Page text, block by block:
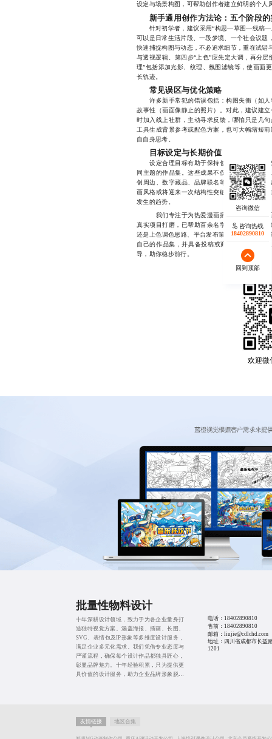
设定与场景构图，可帮助创作者建立鲜明的个人
新手通用创作方法论：五个阶段
针对初学者，建议采用“构思—草图—线稿—
可以是日常生活片段、一段梦境、一个社会议题
快速捕捉构图与动态，不必追求细节，重在试错
与透视逻辑。第四步“上色”应先定大调，再分
理”包括添加光影、纹理、氛围滤镜等，使画面
长轨迹。
常见误区与优化策略
许多新手常犯的错误包括：构图失衡（如人
故事性（画面像静止的照片）。对此，建议建
时加入线上社群，主动寻求反馈，哪怕只是几
工具生成背景参考或配色方案，也可大幅缩短
自自身思考。
目标设定与长期价值
设定合理目标有助于保持创作动力。例如，
同主题的作品集。这些成果不仅可用于投稿比
创周边、数字藏品、品牌联名等。长远来看，
画风格或将迎来一次结构性突破，形成区别于
发生的趋势。
我们专注于为热爱漫画插画的创作者提供
真实项目打磨，已帮助百余名学员实现从入门
还是上色调色思路、平台发布策略，我们都有
自己的作品集，并具备投稿或商业化能力，欢
导，助你稳步前行。
欢迎微
咨询热线
18402890810
回到顶部
批量性物料设计
十年深耕设计领域，致力于为各企业量身打
造独特视觉方案。涵盖海报、插画、长图、
SVG、表情包及IP形象等多维度设计服务，
满足企业多元化需求。我们凭借专业态度与
严谨流程，确保每个设计作品都独具匠心，
彰显品牌魅力。十年经验积累，只为提供更
具价值的设计服务，助力企业品牌形象脱颖
电话： 18402890810
售前： 18402890810
邮箱：liujie@cdlchd.com
地址：四川省成都市长益
1201
友情链接 地区合集